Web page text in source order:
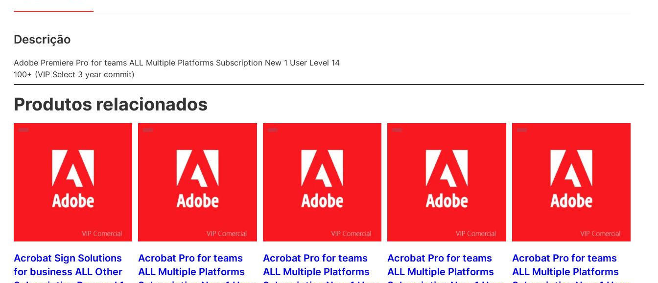
Descrição
Adobe Premiere Pro for teams ALL Multiple Platforms Subscription New 1 User Level 14
100+ (VIP Select 3 year commit)
Produtos relacionados
Acrobat Sign Solutions
for business ALL Other
Acrobat Pro for teams
ALL Multiple Platforms
Acrobat Pro for teams
ALL Multiple Platforms
Acrobat Pro for teams
ALL Multiple Platforms
Acrobat Pro for teams
ALL Multiple Platforms